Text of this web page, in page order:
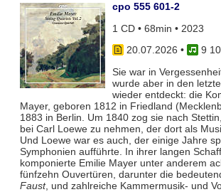
cpo 555 601-2
1 CD • 68min • 2023
20.07.2026 •
9
Sie war in
wurde aber in den
wieder entdeckt: die
Mayer, geboren 1812 in Friedland
1883 in Berlin. Um 1840 zog sie nach
bei Carl Loewe zu nehmen, der dort als
Und Loewe war es auch, der einige Jahre
Symphonien aufführte. In ihrer langen
komponierte Emilie Mayer unter anderem
fünfzehn Ouvertüren, darunter die
Faust, und zahlreiche Kammermusik- und